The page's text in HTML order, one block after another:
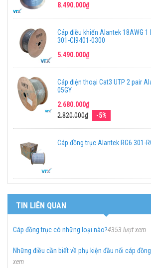
8.490.000₫
Cáp điều khiển Alantek 18AWG 1
301-CI9401-0300
5.490.000₫
Cáp điện thoại Cat3 UTP 2 pair
05GY
2.680.000₫
2.820.000₫
-5%
Cáp đồng trục Alantek RG6 301-
TIN LIÊN QUAN
Cáp đồng trục có những loại nào?4353 lượt xem
Những điều cần biết về phụ kiện đầu nối cáp
xem